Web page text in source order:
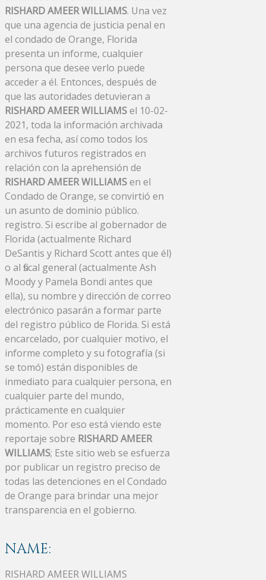
RISHARD AMEER WILLIAMS. Una vez
que una agencia de justicia penal en
el condado de Orange, Florida
presenta un informe, cualquier
persona que desee verlo puede
acceder a él. Entonces, después de
que las autoridades detuvieran a
RISHARD AMEER WILLIAMSel 10-02-
2021, toda la información archivada
en esa fecha, así como todos los
archivos futuros registrados en
relación con la aprehensión de
RISHARD AMEER WILLIAMSen el
Condado de Orange, se convirtió en
un asunto de dominio público.
registro. Si escribe al gobernador de
Florida (actualmente Richard
DeSantis y Richard Scott antes que él)
o al fiscal general (actualmente Ash
Moody y Pamela Bondi antes que
ella), su nombre y dirección de correo
electrónico pasarán a formar parte
del registro público de Florida. Si está
encarcelado, por cualquier motivo, el
informe completo y su fotografía (si
se tomó) están disponibles de
inmediato para cualquier persona, en
cualquier parte del mundo,
prácticamente en cualquier
momento. Por eso está viendo este
reportaje sobre RISHARD AMEER
WILLIAMS; Este sitio web se esfuerza
por publicar un registro preciso de
todas las detenciones en el Condado
de Orange para brindar una mejor
transparencia en el gobierno.
NAME:
RISHARD AMEER WILLIAMS